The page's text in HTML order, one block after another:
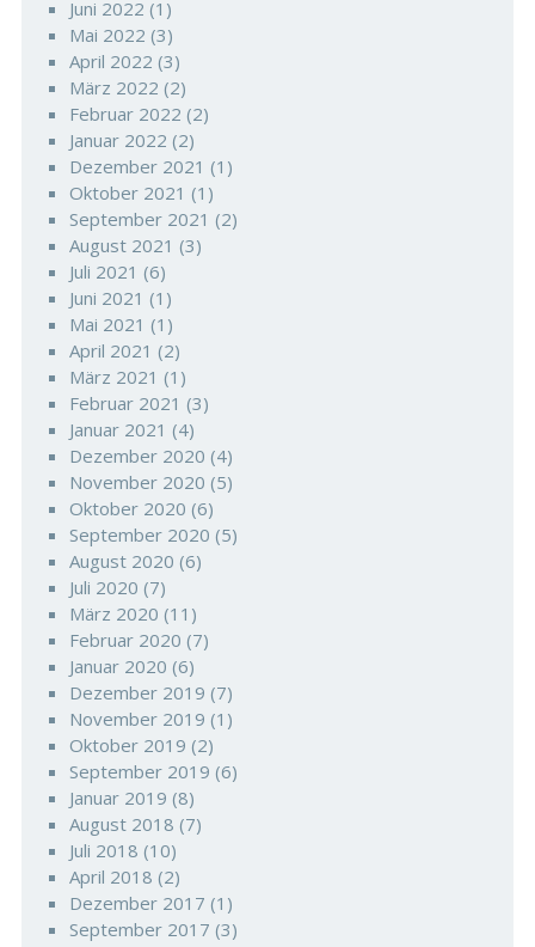
Juni 2022 (1)
Mai 2022 (3)
April 2022 (3)
März 2022 (2)
Februar 2022 (2)
Januar 2022 (2)
Dezember 2021 (1)
Oktober 2021 (1)
September 2021 (2)
August 2021 (3)
Juli 2021 (6)
Juni 2021 (1)
Mai 2021 (1)
April 2021 (2)
März 2021 (1)
Februar 2021 (3)
Januar 2021 (4)
Dezember 2020 (4)
November 2020 (5)
Oktober 2020 (6)
September 2020 (5)
August 2020 (6)
Juli 2020 (7)
März 2020 (11)
Februar 2020 (7)
Januar 2020 (6)
Dezember 2019 (7)
November 2019 (1)
Oktober 2019 (2)
September 2019 (6)
Januar 2019 (8)
August 2018 (7)
Juli 2018 (10)
April 2018 (2)
Dezember 2017 (1)
September 2017 (3)